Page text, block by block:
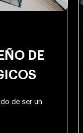
DE
de ser un